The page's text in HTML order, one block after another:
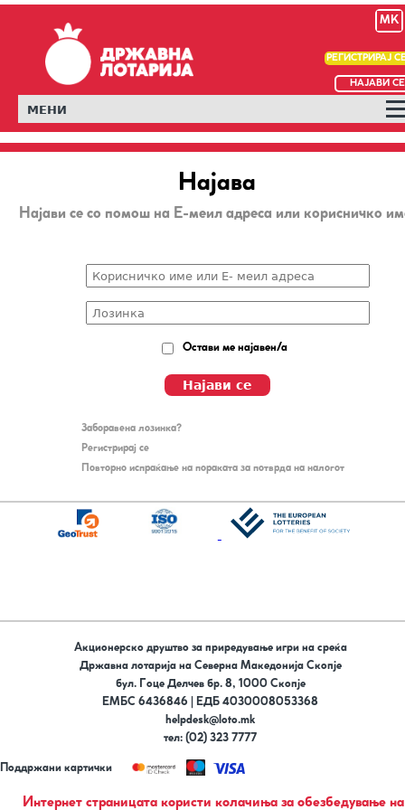
MK
РЕГИСТРИРАЈ
НАЈАВИ СЕ
МЕНИ
Интернет страницата користи колачиња за обезбедување на
Најава
Најави се со помош на Е-меил адреса или корисничко
Остави ме најавен/а
Заборавена лозинка?
Регистрирај се
Повторно испраќање на пораката за потврда на налогот
Акционерско друштво за приредување игри на среќа
Државна лотарија на Северна Македонија Скопје
бул. Гоце Делчев бр. 8, 1000 Скопје
ЕМБС 6436846 | ЕДБ 4030008053368
helpdesk@loto.mk
тел: (02) 323 7777
Поддржани картички